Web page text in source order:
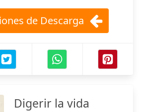
de Descarga
Digerir la vida